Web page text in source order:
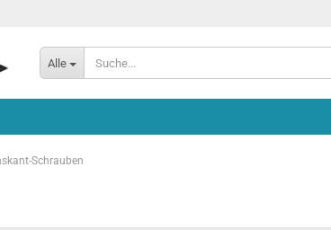
Alle
3 - Sonstige Teile
TDR - 3 - Sonstige Teile
Schrauben